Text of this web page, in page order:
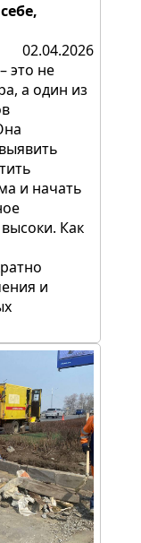
02.04.2026
это не
а один из
и начать
Как
и